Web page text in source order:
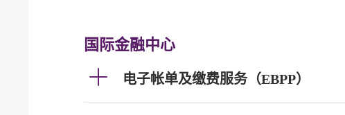
国际金融中心
电子帐单及缴费服务（EBPP）